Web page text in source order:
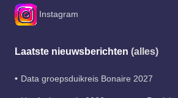
Instagram
Laatste nieuwsberichten (alles)
Data groepsduikreis Bonaire 2027